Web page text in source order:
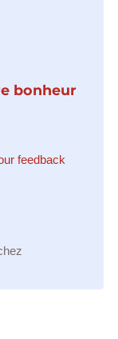
bonheur
feedback